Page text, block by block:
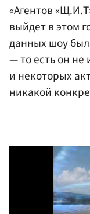
«Агентов
выйдет в этом
данных шоу
— то есть он не
и некоторых
никакой